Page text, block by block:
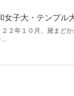
女子大・テンプル
２２年１０月、黛まど
...